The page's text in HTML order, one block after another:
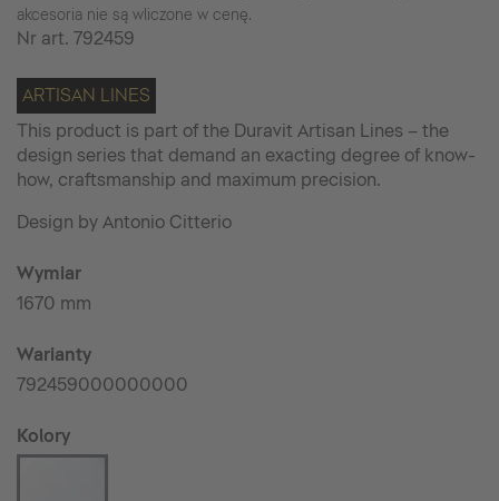
akcesoria nie są wliczone w cenę.
Nr art. 792459
ARTISAN LINES
This product is part of the Duravit Artisan Lines – the
design series that demand an exacting degree of know-
how, craftsmanship and maximum precision.
Design by Antonio Citterio
Wymiar
1670 mm
Warianty
792459000000000
Kolory